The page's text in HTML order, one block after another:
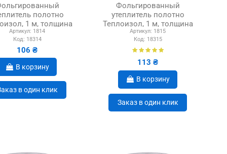
полотно
1 м, толщина
2 мм
Артикул: 1814
Код: 18314
106 ₴
В корзину
в один клик
Фольгированный
утеплитель полотно
Теплоизол, 1 м, толщина
3 мм
Артикул: 1815
Код: 18315
113 ₴
В корзину
Заказ в один клик